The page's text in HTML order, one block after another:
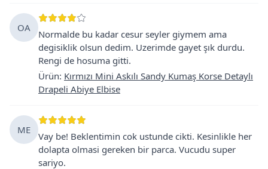
OA
Normalde bu kadar cesur seyler giymem ama
degisiklik olsun dedim. Uzerimde gayet şık durdu.
Rengi de hosuma gitti.
Ürün: Kırmızı Mini Askılı Sandy Kumaş Korse Detaylı
Drapeli Abiye Elbise
ME
Vay be! Beklentimin cok ustunde cikti. Kesinlikle her
dolapta olmasi gereken bir parca. Vucudu super
sariyo.